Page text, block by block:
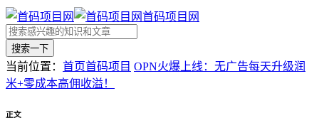
首码项目网
搜索一下
当前位置： 首页首码项目 OPN火爆上线：无广告每天升级润
米+零成本高佣收溢！
正文